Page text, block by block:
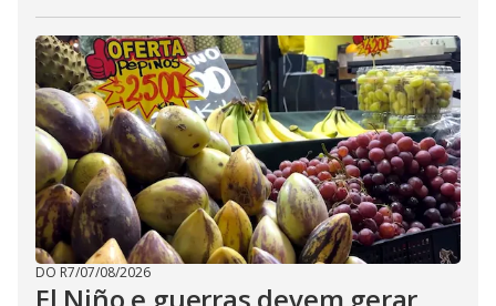
DO R7/07/08/2026